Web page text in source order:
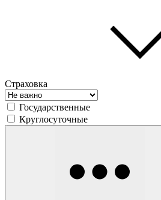
Страховка
Государственные
Круглосуточные